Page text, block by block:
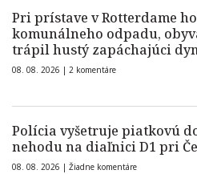
Pri prístave v Rotterdame
komunálneho odpadu,
trápil hustý zapáchajúci
08. 08. 2026 | 2 komentáre
Polícia vyšetruje piatkovú
nehodu na diaľnici D1 pri
08. 08. 2026 | Žiadne komentáre